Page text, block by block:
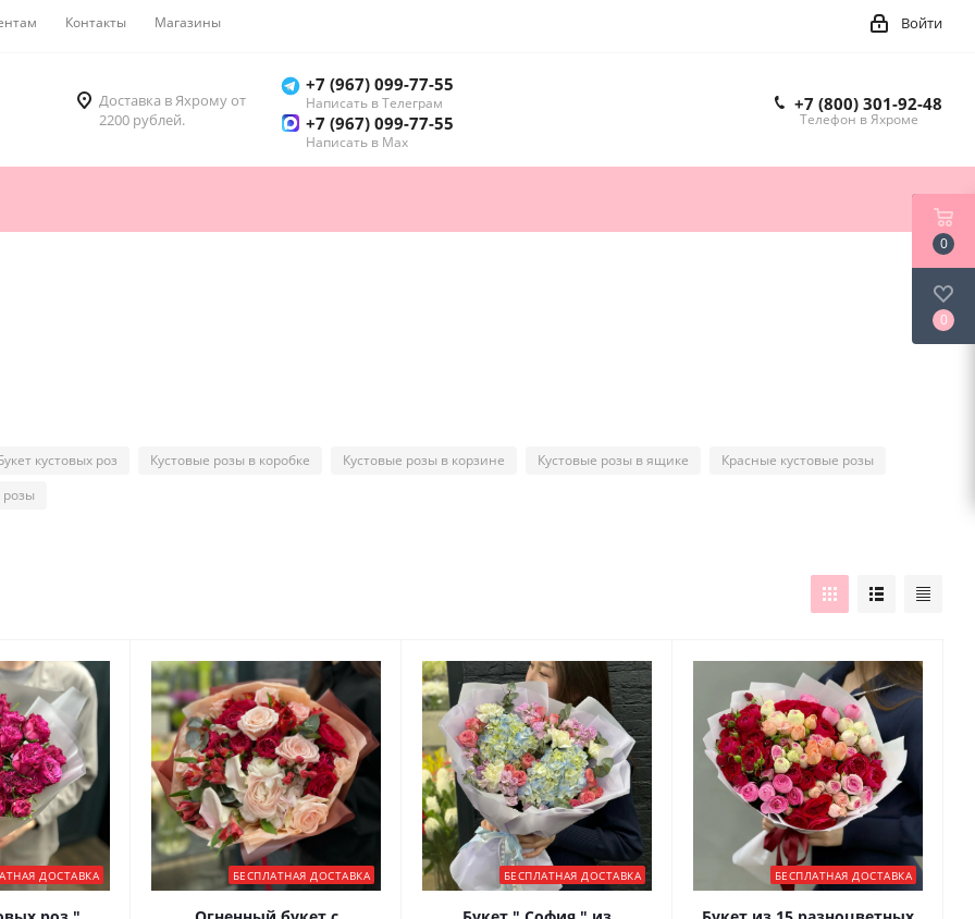
Контакты Магазины Войти
Доставка в Яхрому от
2200 рублей.
+7 (967) 099-77-55
Написать в Телеграм
+7 (967) 099-77-55
Написать в Мах
+7 (800) 301-92-48
Телефон в Яхроме
кустовых роз Кустовые розы в коробке Кустовые розы в корзине Кустовые розы в ящике
Красные кустовые розы
розы
ДОСТАВКА БЕСПЛАТНАЯ ДОСТАВКА БЕСПЛАТНАЯ ДОСТАВКА БЕСПЛАТНАЯ ДОСТАВКА
0
0